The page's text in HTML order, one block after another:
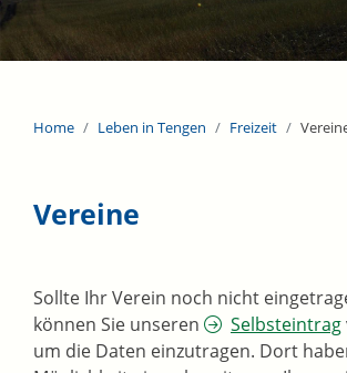
Home Leben in Tengen Freizeit
Vereine
Sollte Ihr Verein noch nicht
können Sie unseren
Selbsteintrag
um die Daten einzutragen. Dort